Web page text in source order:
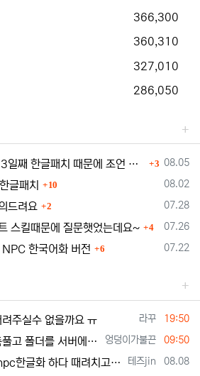
366,300
360,310
327,010
286,050
등록일
08.05
안녕하세요 뉴비 입니다 3일째 한글패치 때문에 조언 드립니다
댓글
3
등록일
08.02
글패치 10
등록일
07.28
드려요 2
등록일
07.26
스킬때문에 질문햇었는데요~ 4
등록일
07.22
한국어화 버전 6
등록자
라꾸 등록일
19:50
주실수 없을까요 ㅠ
등록자
엉덩이가불끈 등록일
09:50
버에 붙혀 넣기 해야하나요?
등록자
테즈jin 등록일
08.08
와우..정말 감사합니다. npc한글화 하다 때려치고 있었는데..ㅜ_ㅜ